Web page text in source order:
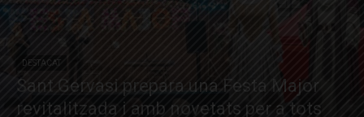
DESTACAT
Sant Gervasi prepara una Festa Major
revitalitzada i amb novetats per a tots